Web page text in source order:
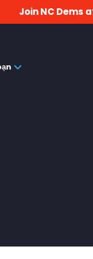
Join NC Dems